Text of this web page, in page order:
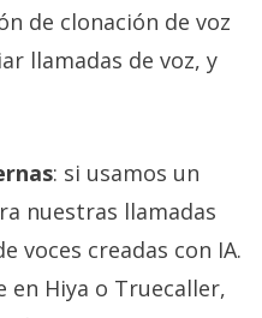
de clonación de voz
llamadas de voz, y
: si usamos un
nuestras llamadas
voces creadas con IA.
en Hiya o Truecaller,